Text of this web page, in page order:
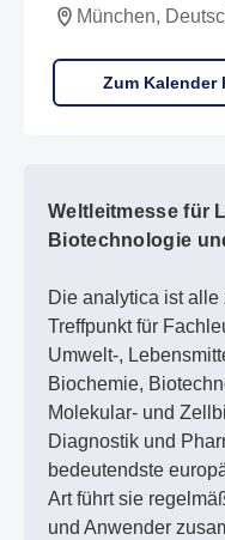
München,
Zum Kalender
Weltleitmesse für
Biotechnologie
Die analytica ist
Treffpunkt für
Umwelt-,
Biochemie,
Molekular- und
Diagnostik und
bedeutendste
Art führt sie
und Anwender